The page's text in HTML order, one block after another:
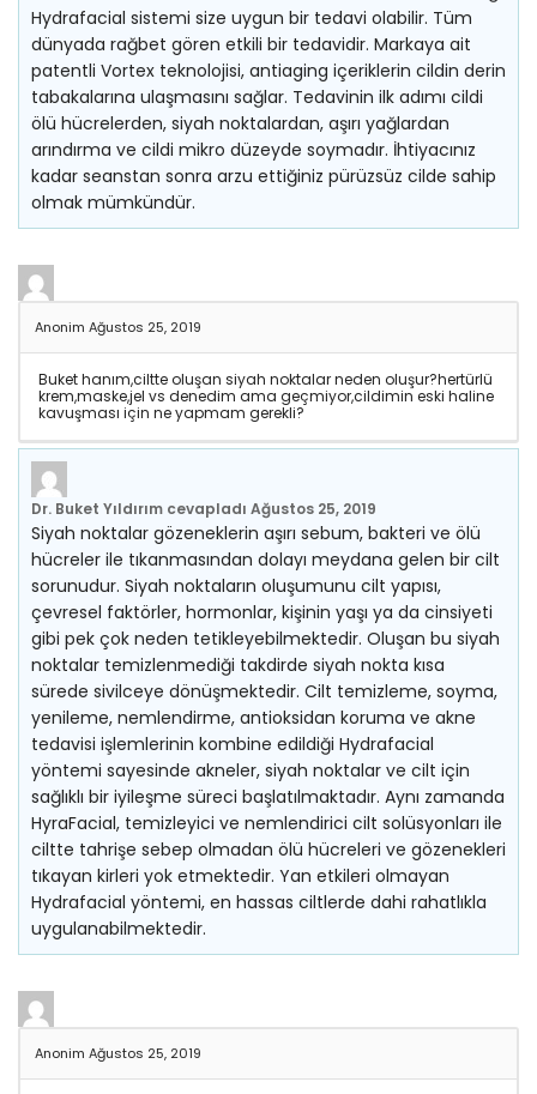
Hydrafacial sistemi size uygun bir tedavi olabilir. Tüm
dünyada rağbet gören etkili bir tedavidir. Markaya ait
patentli Vortex teknolojisi, antiaging içeriklerin cildin derin
tabakalarına ulaşmasını sağlar. Tedavinin ilk adımı cildi
ölü hücrelerden, siyah noktalardan, aşırı yağlardan
arındırma ve cildi mikro düzeyde soymadır. İhtiyacınız
kadar seanstan sonra arzu ettiğiniz pürüzsüz cilde sahip
olmak mümkündür.
Anonim Ağustos 25, 2019
Buket hanım,ciltte oluşan siyah noktalar neden oluşur?hertürlü
krem,maske,jel vs denedim ama geçmiyor,cildimin eski haline
kavuşması için ne yapmam gerekli?
Dr. Buket Yıldırım cevapladı Ağustos 25, 2019
Siyah noktalar gözeneklerin aşırı sebum, bakteri ve ölü
hücreler ile tıkanmasından dolayı meydana gelen bir cilt
sorunudur. Siyah noktaların oluşumunu cilt yapısı,
çevresel faktörler, hormonlar, kişinin yaşı ya da cinsiyeti
gibi pek çok neden tetikleyebilmektedir. Oluşan bu siyah
noktalar temizlenmediği takdirde siyah nokta kısa
sürede sivilceye dönüşmektedir. Cilt temizleme, soyma,
yenileme, nemlendirme, antioksidan koruma ve akne
tedavisi işlemlerinin kombine edildiği Hydrafacial
yöntemi sayesinde akneler, siyah noktalar ve cilt için
sağlıklı bir iyileşme süreci başlatılmaktadır. Aynı zamanda
HyraFacial, temizleyici ve nemlendirici cilt solüsyonları ile
ciltte tahrişe sebep olmadan ölü hücreleri ve gözenekleri
tıkayan kirleri yok etmektedir. Yan etkileri olmayan
Hydrafacial yöntemi, en hassas ciltlerde dahi rahatlıkla
uygulanabilmektedir.
Anonim Ağustos 25, 2019